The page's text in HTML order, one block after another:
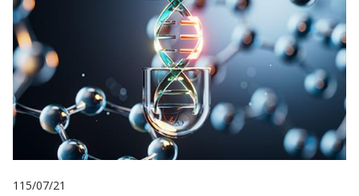
115/07/21